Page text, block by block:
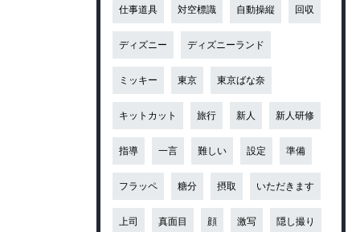
仕事道具 対空標識 自動操縦 回収
ディズニー ディズニーランド
ミッキー 東京 東京ばな奈
キットカット 旅行 新人 新人研修
指導 一言 難しい 設定 準備
フラッペ 糖分 摂取 いただきます
上司 真面目 顔 激写 隠し撮り